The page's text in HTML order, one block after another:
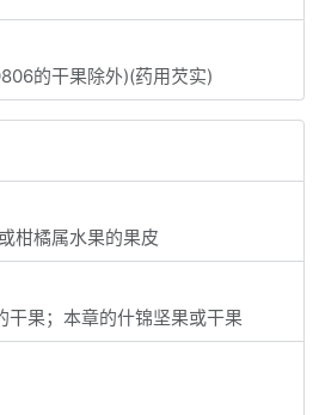
的干果除外)(药用芡实)
柑橘属水果的果皮
果；本章的什锦坚果或干果